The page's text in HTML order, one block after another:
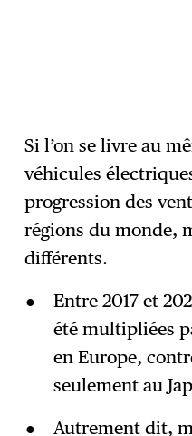
Si l’on se livre au
véhicules
progression des
régions du monde,
différents.
Entre 2017 et
été multipliées
en Europe,
seulement au
Autrement dit,